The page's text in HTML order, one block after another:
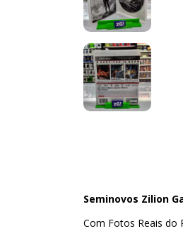
Seminovos Zilion
Com Fotos Reais do